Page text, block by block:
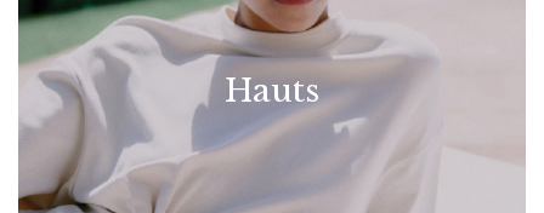
Hauts